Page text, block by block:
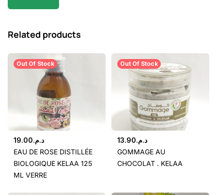
Related products
Out Of Stock
د.م.19.00
EAU DE ROSE DISTILLÉE
BIOLOGIQUE KELAA 125
ML VERRE
Out Of Stock
د.م.13.90
GOMMAGE AU
CHOCOLAT . KELAA